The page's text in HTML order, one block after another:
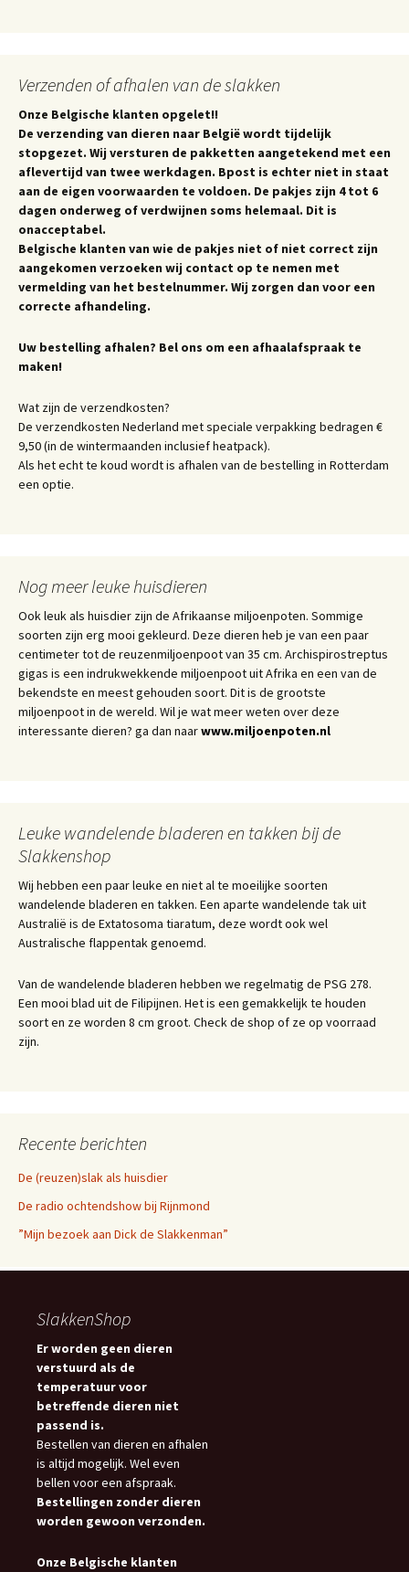
Verzenden of afhalen van de slakken
Onze Belgische klanten opgelet!!
De verzending van dieren naar België wordt tijdelijk
stopgezet. Wij versturen de pakketten aangetekend met een
aflevertijd van twee werkdagen. Bpost is echter niet in staat
aan de eigen voorwaarden te voldoen. De pakjes zijn 4 tot 6
dagen onderweg of verdwijnen soms helemaal. Dit is
onacceptabel.
Belgische klanten van wie de pakjes niet of niet correct zijn
aangekomen verzoeken wij contact op te nemen met
vermelding van het bestelnummer. Wij zorgen dan voor een
correcte afhandeling.
Uw bestelling afhalen? Bel ons om een afhaalafspraak te
maken!
Wat zijn de verzendkosten?
De verzendkosten Nederland met speciale verpakking bedragen €
9,50 (in de wintermaanden inclusief heatpack).
Als het echt te koud wordt is afhalen van de bestelling in Rotterdam
een optie.
Nog meer leuke huisdieren
Ook leuk als huisdier zijn de Afrikaanse miljoenpoten. Sommige
soorten zijn erg mooi gekleurd. Deze dieren heb je van een paar
centimeter tot de reuzenmiljoenpoot van 35 cm. Archispirostreptus
gigas is een indrukwekkende miljoenpoot uit Afrika en een van de
bekendste en meest gehouden soort. Dit is de grootste
miljoenpoot in de wereld. Wil je wat meer weten over deze
interessante dieren? ga dan naarwww.miljoenpoten.nl
Leuke wandelende bladeren en takken bij de
Slakkenshop
Wij hebben een paar leuke en niet al te moeilijke soorten
wandelende bladeren en takken. Een aparte wandelende tak uit
Australië is de Extatosoma tiaratum, deze wordt ook wel
Australische flappentak genoemd.
Van de wandelende bladeren hebben we regelmatig de PSG 278.
Een mooi blad uit de Filipijnen. Het is een gemakkelijk te houden
soort en ze worden 8 cm groot. Check de shop of ze op voorraad
zijn.
Recente berichten
De (reuzen)slak als huisdier
De radio ochtendshow bij Rijnmond
”Mijn bezoek aan Dick de Slakkenman”
SlakkenShop
Er worden geen dieren
verstuurd als de
temperatuur voor
betreffende dieren niet
passend is.
Bestellen van dieren en afhalen
is altijd mogelijk. Wel even
bellen voor een afspraak.
Bestellingen zonder dieren
worden gewoon verzonden.
Onze Belgische klanten